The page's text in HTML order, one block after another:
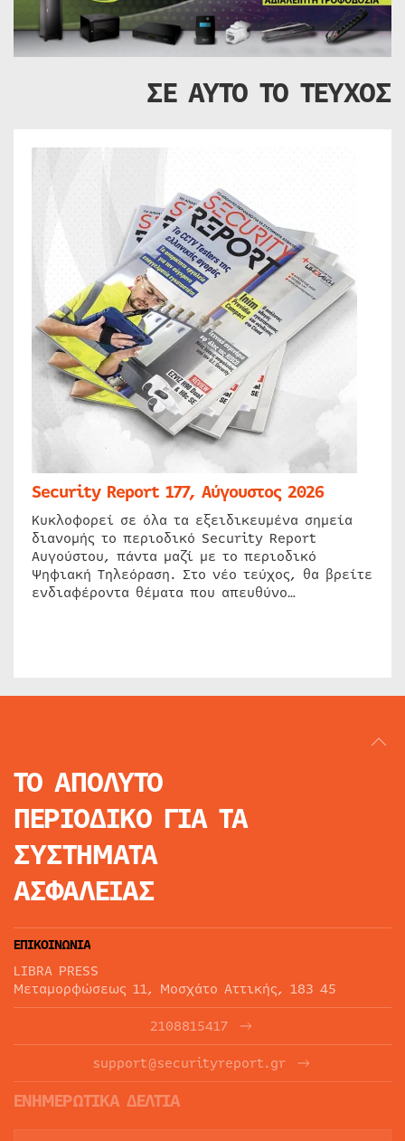
ΣΕ ΑΥΤΟ ΤΟ ΤΕΥΧΟΣ
Security Report 177, Αύγουστος 2026
Κυκλοφορεί σε όλα τα εξειδικευμένα σημεία
διανομής το περιοδικό Security Report
Αυγούστου, πάντα μαζί με το περιοδικό
Ψηφιακή Τηλεόραση. Στο νέο τεύχος, θα βρείτε
ενδιαφέροντα θέματα που απευθύνο…
ΤΟ ΑΠΟΛΥΤΟ
ΠΕΡΙΟΔΙΚΟ ΓΙΑ ΤΑ
ΣΥΣΤΗΜΑΤΑ
ΑΣΦΑΛΕΙΑΣ
ΕΠΙΚΟΙΝΩΝΙΑ
LIBRA PRESS
Μεταμορφώσεως 11, Μοσχάτο Αττικής, 183 45
2108815417
support@securityreport.gr
ΕΝΗΜΕΡΩΤΙΚΑ ΔΕΛΤΙΑ